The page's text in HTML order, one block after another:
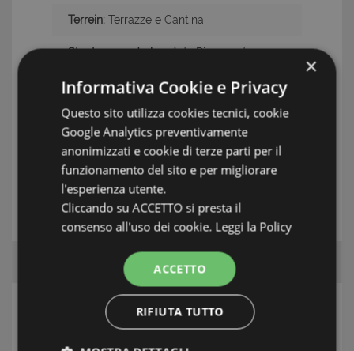
Terrein: Terrazze e Cantina
Staat van onderhoudda Riammodernare
INFORMATIE: COSTA AZZURRA
TAG: Appartementen, Cannes, Costa Azzurra
UW MAKELAAR
×
Informativa Cookie e Privacy
Questo sito utilizza cookies tecnici, cookie
Google Analytics preventivamente
anonimizzati e cookie di terze parti per il
funzionamento del sito e per migliorare
l'esperienza utente.
Cliccando su ACCETTO si presta il
consenso all'uso dei cookie. Leggi la Policy
ACCETTO
RIFIUTA TUTTO